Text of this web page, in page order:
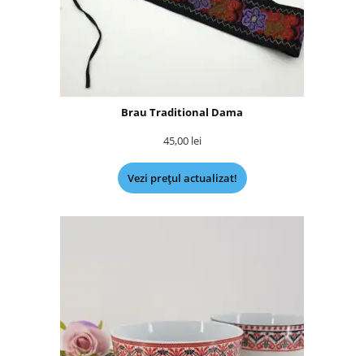
Brau Traditional Dama
45,00 lei
Vezi prețul actualizat!